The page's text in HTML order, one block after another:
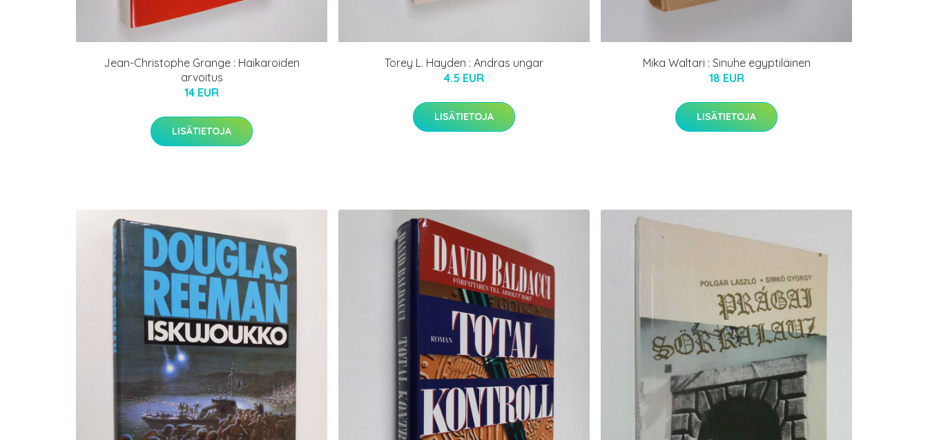
Jean-Christophe Grange : Haikaroiden
arvoitus
14 EUR
LISÄTIETOJA
Torey L. Hayden : Andras ungar
4.5 EUR
LISÄTIETOJA
Mika Waltari : Sinuhe egyptiläinen
18 EUR
LISÄTIETOJA